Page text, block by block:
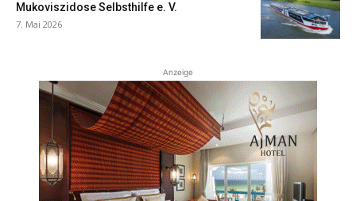
Mukoviszidose Selbsthilfe e. V.
7. Mai 2026
Anzeige